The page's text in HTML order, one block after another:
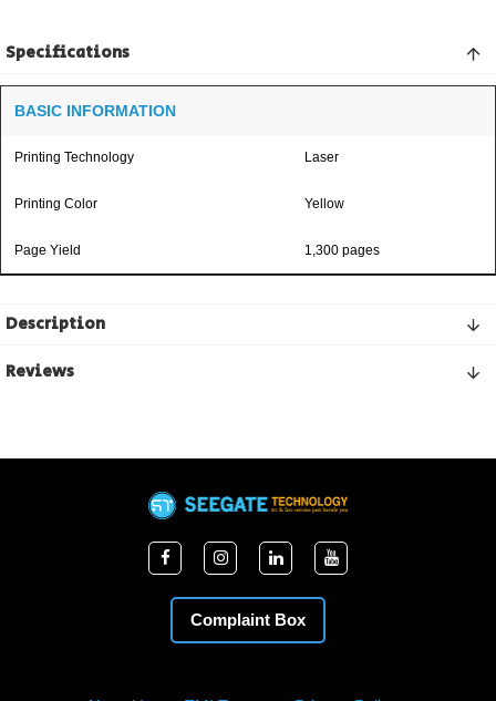
Specifications
BASIC INFORMATION
Printing Technology Laser
Printing Color Yellow
Page Yield 1,300 pages
Description
Reviews
Complaint Box